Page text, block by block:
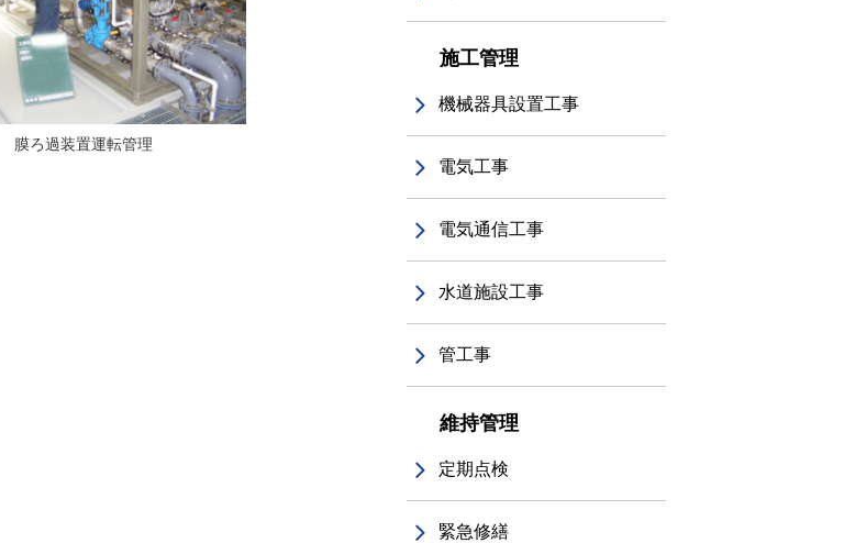
膜ろ過装置運転管理
施工管理
機械器具設置工事
電気工事
電気通信工事
水道施設工事
管工事
維持管理
定期点検
緊急修繕